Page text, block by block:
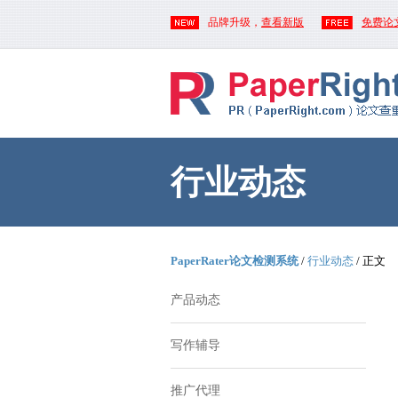
品牌升级， 查看新版 免费论
行业动态
PaperRater论文检测系统/ 行业动态 / 正文
产品动态
写作辅导
推广代理